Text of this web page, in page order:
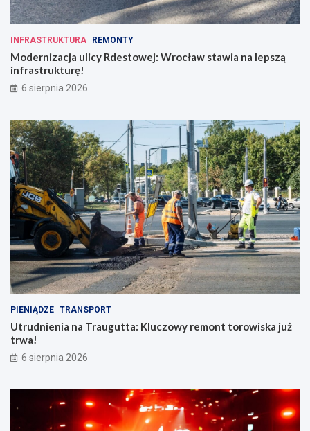
INFRASTRUKTURA REMONTY
Modernizacja ulicy Rdestowej: Wrocław stawia na lepszą
infrastrukturę!
6 sierpnia 2026
PIENIĄDZE TRANSPORT
Utrudnienia na Traugutta: Kluczowy remont torowiska już
trwa!
6 sierpnia 2026